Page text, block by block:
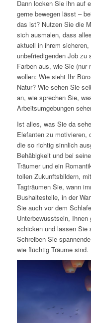
Dann locken Sie ihn auf
gerne bewegen lässt –
das ist? Nutzen Sie die
sich ausmalen, dass
aktuell in ihrem
unbefriedigenden Job
Farben aus, wie Sie
wollen: Wie sieht Ihr
Natur? Wie sehen Sie
an, wie sprechen Sie,
Arbeitsumgebungen
Ist alles, was Sie da
Elefanten zu motivieren,
die so richtig sinnlich
Behäbigkeit und bei
Träumer und ein
tollen Zukunftsbildern,
Tagträumen Sie, wann
Bushaltestelle, in der
Sie auch vor dem
Unterbewusstsein,
schicken und lassen Sie
Schreiben Sie
wie flüchtig Träume sind.